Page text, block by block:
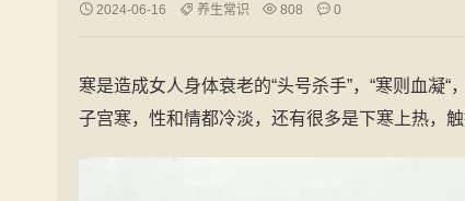
2024-06-16 养生常识 808 0
寒是造成女人身体衰老的“头号杀手”，“寒则血凝
子宫寒，性和情都冷淡，还有很多是下寒上热，触